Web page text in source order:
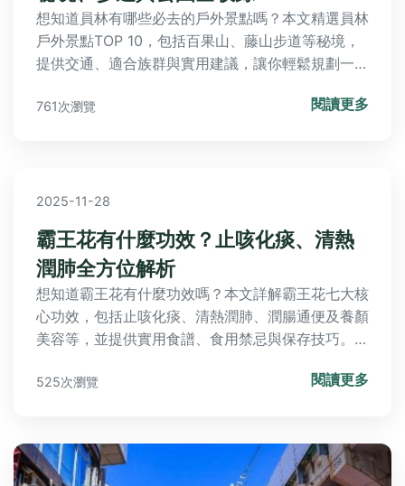
想知道員林有哪些必去的戶外景點嗎？本文精選員林
戶外景點TOP 10，包括百果山、藤山步道等秘境，
提供交通、適合族群與實用建議，讓你輕鬆規劃一日
761次瀏覽 閱讀更多
2025-11-28
霸王花有什麼功效？止咳化痰、清熱
潤肺全方位解析
想知道霸王花有什麼功效嗎？本文詳解霸王花七大核
心功效，包括止咳化痰、清熱潤肺、潤腸通便及養顏
美容等，並提供實用食譜、食用禁忌與保存技巧。從
使用這款養生食材。適合關注健康飲食的讀者深入了
525次瀏覽 閱讀更多